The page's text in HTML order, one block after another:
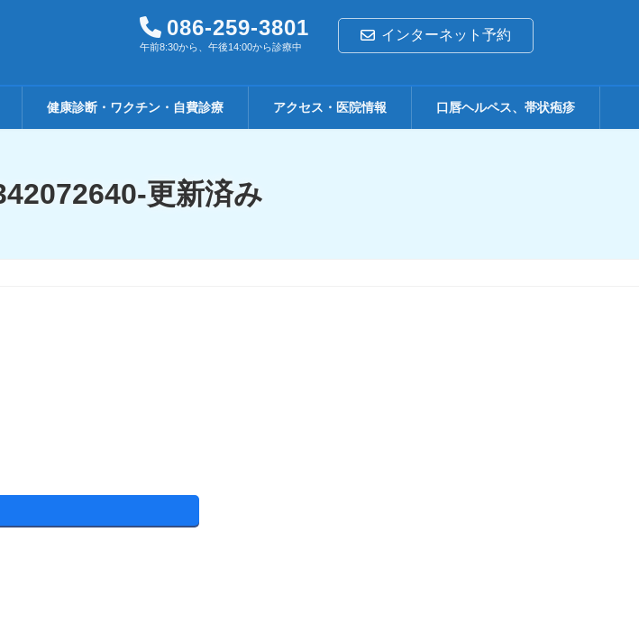
086-259-3801
午前8:30から、午後14:00から診療中
インターネット予約
健康診断・ワクチン・自費診療 アクセス・医院情報 口唇ヘルペス、帯状疱疹
更新済み